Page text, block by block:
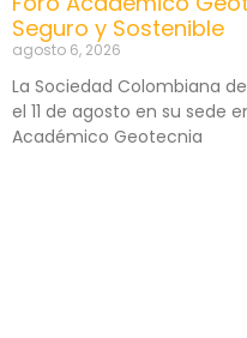
Seguro y Sostenible
agosto 6, 2026
La Sociedad Colombiana
el 11 de agosto en su sede
Académico Geotecnia